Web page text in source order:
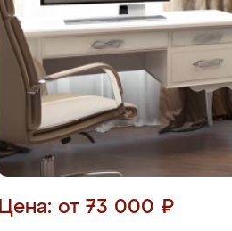
Цена: от 73 000 ₽